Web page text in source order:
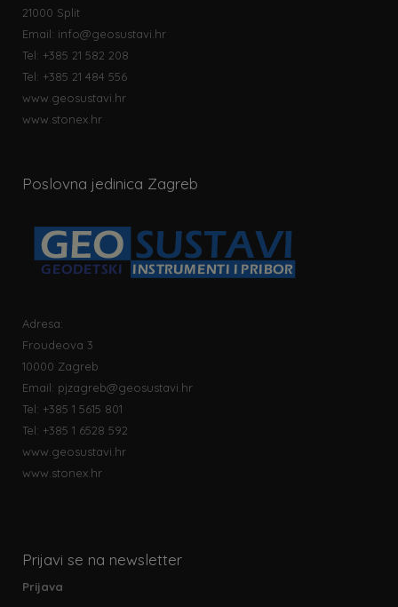
21000 Split
Email: info@geosustavi.hr
Tel: +385 21 582 208
Tel: +385 21 484 556
www.geosustavi.hr
www.stonex.hr
Poslovna jedinica Zagreb
Adresa:
Froudeova 3
10000 Zagreb
Email: pjzagreb@geosustavi.hr
Tel: +385 1 5615 801
Tel: +385 1 6528 592
www.geosustavi.hr
www.stonex.hr
Prijavi se na newsletter
Prijava